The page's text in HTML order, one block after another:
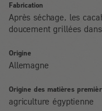
Fabrication
Après séchage, les
doucement grillées
Origine
Allemagne
Origine des matières
agriculture égyptienne